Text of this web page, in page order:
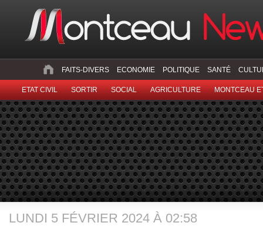
FAITS-DIVERS ECONOMIE POLITIQUE SANTÉ
ETAT CIVIL SORTIR SOCIAL AGRICULTURE MONTCEAU
LUNDI 5 FÉVRIER 2024 À 02:58